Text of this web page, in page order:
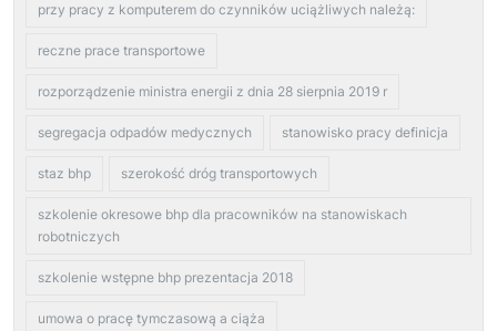
przy pracy z komputerem do czynników uciążliwych należą:
reczne prace transportowe
rozporządzenie ministra energii z dnia 28 sierpnia 2019 r
segregacja odpadów medycznych stanowisko pracy definicja
staz bhp szerokość dróg transportowych
szkolenie okresowe bhp dla pracowników na stanowiskach
robotniczych
szkolenie wstępne bhp prezentacja 2018
umowa o pracę tymczasową a ciąża